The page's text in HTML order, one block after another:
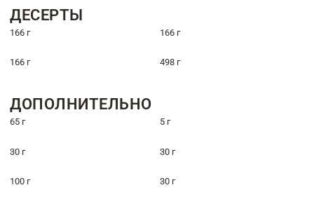
ДЕСЕРТЫ
166 г 166 г
166 г 498 г
ДОПОЛНИТЕЛЬНО
65 г 5 г
30 г 30 г
100 г 30 г